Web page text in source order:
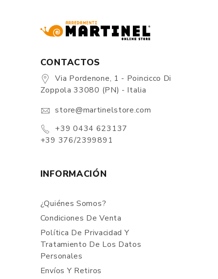
CONTACTOS
Via Pordenone, 1 - Poincicco Di
Zoppola 33080 (PN) - Italia
store@martinelstore.com
+39 0434 623137
+39 376/2399891
INFORMACIÓN
¿Quiénes Somos?
Condiciones De Venta
Política De Privacidad Y
Tratamiento De Los Datos
Personales
Envíos Y Retiros